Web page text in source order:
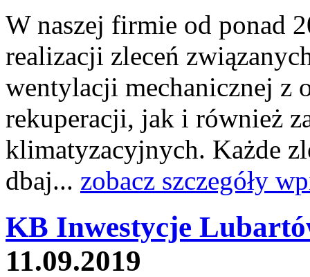
W naszej firmie od ponad
realizacji zleceń
wentylacji mechanicznej z
rekuperacji, jak i również
klimatyzacyjnych. Każde
dbaj... zobacz szczegóły
KB Inwestycje
11.09.2019